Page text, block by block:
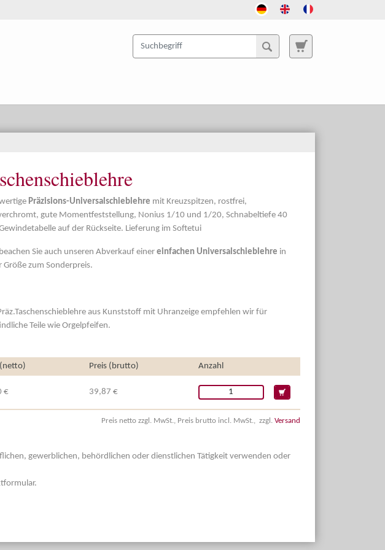
Präzisions-Universalschieblehre mit Kreuzspitzen, rostfrei,
gute Momentfeststellung, Nonius 1/10 und 1/20, Schnabeltiefe 40
auf der Rückseite. Lieferung im Softetui
Sie auch unseren Abverkauf einereinfachen Universalschieblehre in
Größe zum Sonderpreis.
aus Kunststoff mit Uhranzeige empfehlen wir für
Teile wie Orgelpfeifen.
Preis (brutto) Anzahl
€ 39,87 €
Preis netto zzgl. MwSt., Preis brutto incl. MwSt., zzgl. Versand
gewerblichen, behördlichen oder dienstlichen Tätigkeit verwenden oder